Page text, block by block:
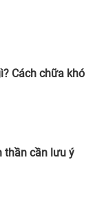
Cách chữa khó
thần cần lưu ý